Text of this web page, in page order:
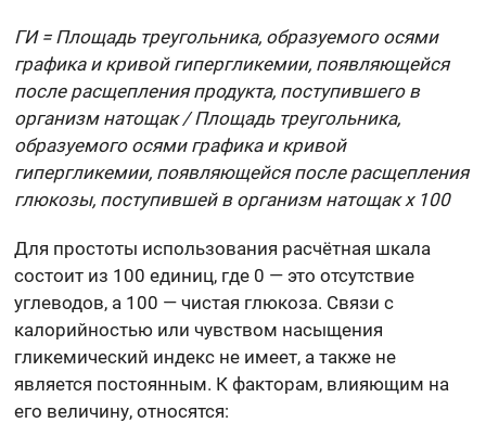
ГИ = Площадь треугольника, образуемого осями
графика и кривой гипергликемии, появляющейся
после расщепления продукта, поступившего в
организм натощак / Площадь треугольника,
образуемого осями графика и кривой
гипергликемии, появляющейся после расщепления
глюкозы, поступившей в организм натощак x 100
Для простоты использования расчётная шкала
состоит из 100 единиц, где 0 — это отсутствие
углеводов, а 100 — чистая глюкоза. Связи с
калорийностью или чувством насыщения
гликемический индекс не имеет, а также не
является постоянным. К факторам, влияющим на
его величину, относятся: